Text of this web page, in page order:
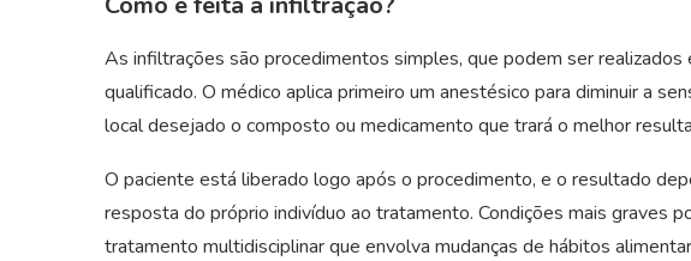
As infiltrações são procedimentos simples, que podem ser
qualificado. O médico aplica primeiro um anestésico para diminuir a
local desejado o composto ou medicamento que trará o melhor
O paciente está liberado logo após o procedimento, e o resultado
resposta do próprio indivíduo ao tratamento. Condições mais graves
tratamento multidisciplinar que envolva mudanças de hábitos